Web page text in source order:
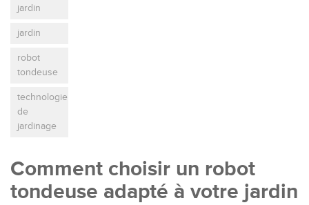
jardin
jardin
robot
tondeuse
technologie
de
jardinage
Comment choisir un robot
tondeuse adapté à votre jardin